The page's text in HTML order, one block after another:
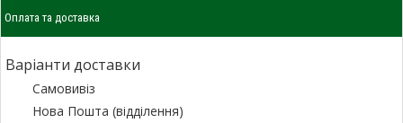
Оплата та доставка
Варіанти доставки
Самовивіз
Нова Пошта (відділення)